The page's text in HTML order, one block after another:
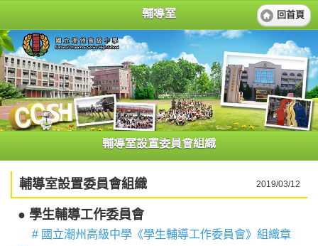
輔導室 回首頁
輔導室設置委員會組織
輔導室設置委員會組織 2019/03/12
● 學生輔導工作委員會
# 國立潮州高級中學《學生輔導工作委員會》組織章